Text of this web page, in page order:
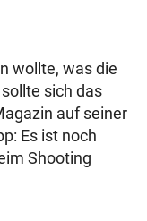
wollte, was die
sich das
auf seiner
Es ist noch
Shooting